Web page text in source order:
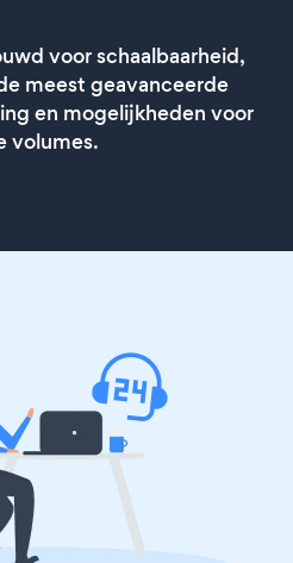
voor schaalbaarheid,
meest geavanceerde
en mogelijkheden voor
volumes.